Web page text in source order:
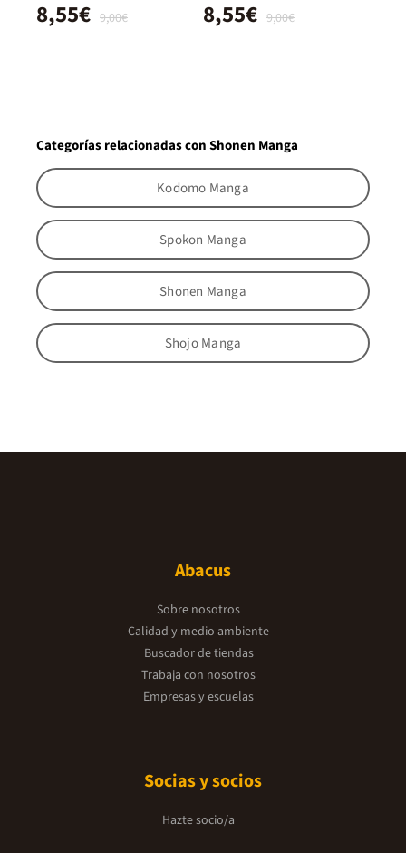
9,00€
8,55€ 9,00€
8,55€
Categorías relacionadas con Shonen Manga
Kodomo Manga
Spokon Manga
Shonen Manga
Shojo Manga
Abacus
Sobre nosotros
Calidad y medio ambiente
Buscador de tiendas
Trabaja con nosotros
Empresas y escuelas
Socias y socios
Hazte socio/a